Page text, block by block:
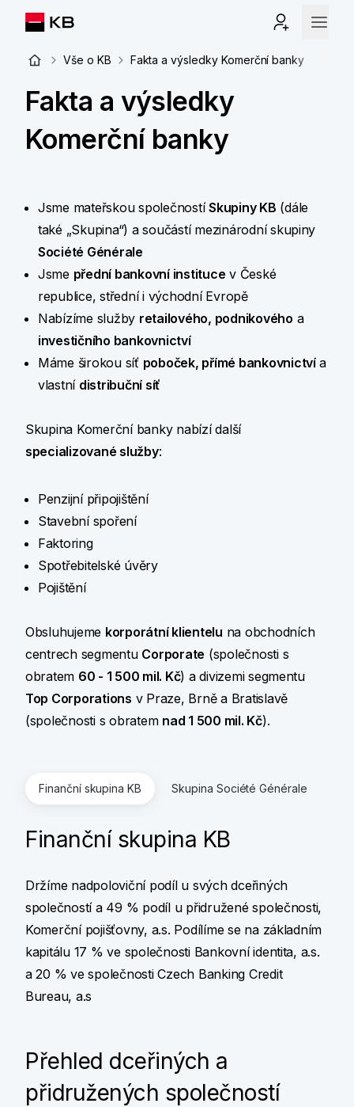
Vše o KB Fakta a výsledky Komerční banky
Fakta a výsledky
Komerční banky
Jsme mateřskou společnostíSkupiny KB (dále
také „Skupina“) a součástí mezinárodní skupiny
Société Générale
Jsme přední bankovní instituce v České
republice, střední i východní Evropě
Nabízíme služby retailového, podnikového a
investičního bankovnictví
Máme širokou síť poboček, přímé bankovnictvía
vlastní distribuční síť
Skupina Komerční banky nabízí další
specializované služby:
Penzijní připojištění
Stavební spoření
Faktoring
Spotřebitelské úvěry
Pojištění
Obsluhujeme korporátní klientelu na obchodních
centrech segmentu Corporate (společnosti s
obratem 60 - 1 500 mil. Kč) a divizemi segmentu
Top Corporations v Praze, Brně a Bratislavě
(společnosti s obratem nad 1 500 mil. Kč).
Finanční skupina KB Skupina Société Générale
Finanční skupina KB
Držíme nadpoloviční podíl u svých dceřiných
společností a 49 % podíl u přidružené společnosti,
Komerční pojišťovny, a.s. Podílíme se na základním
kapitálu 17 % ve společnosti Bankovní identita, a.s.
a 20 % ve společnosti Czech Banking Credit
Bureau, a.s
Přehled dceřiných a
přidružených společností